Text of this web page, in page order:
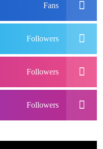
Fans
Followers
Followers
Followers